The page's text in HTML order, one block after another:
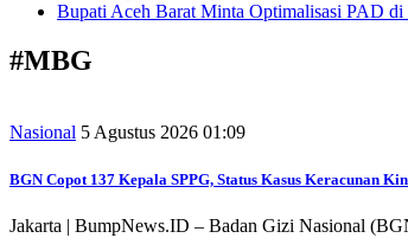
Bupati Aceh Barat Minta Optimalisasi PAD di
#MBG
Nasional 5 Agustus 2026 01:09
BGN Copot 137 Kepala SPPG, Status Kasus Keracunan
Jakarta | BumpNews.ID – Badan Gizi Nasional